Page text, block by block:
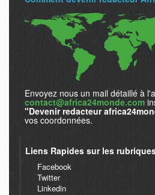
Envoyez nous un mail détaillé à
contact@africa24monde.com
"Devenir redacteur
vos coordonnées.
Liens Rapides sur les
Facebook
Twitter
Linkedin